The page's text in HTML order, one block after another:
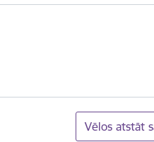
Vēlos atstāt